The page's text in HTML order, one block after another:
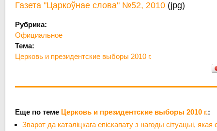
Газета "Царкоўнае слова" №52, 2010 (jpg)
Рубрика:
Официальное
Тема:
Церковь и президентские выборы 2010 г.
Еще по теме Церковь и президентские выборы 2010 г.:
Зварот да каталіцкага епіскапату з нагоды сітуацыі, якая